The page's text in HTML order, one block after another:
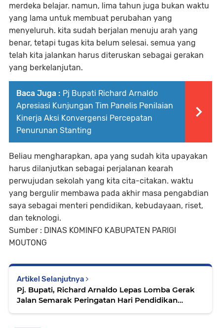
merdeka belajar. namun, lima tahun juga bukan waktu
yang lama untuk membuat perubahan yang
menyeluruh. kita sudah berjalan menuju arah yang
benar, tetapi tugas kita belum selesai. semua yang
telah kita jalankan harus diteruskan sebagai gerakan
yang berkelanjutan.
Baca Juga : Pj Bupati Richard Arnaldo
Apresiasi Kunjungan Tim Panelis Penilaian
Kinerja Aksi Konvergensi Percepatan
Penurunan Stanting
Beliau mengharapkan, apa yang sudah kita upayakan
harus dilanjutkan sebagai perjalanan kearah
perwujudan sekolah yang kita cita-citakan. waktu
yang bergulir membawa pada akhir masa pengabdian
saya sebagai menteri pendidikan, kebudayaan, riset,
dan teknologi.
Sumber : DINAS KOMINFO KABUPATEN PARIGI
MOUTONG
Artikel Selanjutnya
Pj. Bupati, Richard Arnaldo Lepas Lomba Gerak
Jalan Semarak Peringatan Hari Pendidikan